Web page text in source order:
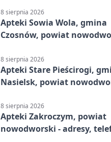
8 sierpnia 2026
Apteki Sowia Wola, gmina
Czosnów, powiat
8 sierpnia 2026
Apteki Stare Pieścirogi,
Nasielsk, powiat
8 sierpnia 2026
Apteki Zakroczym, powiat
nowodworski - adresy,